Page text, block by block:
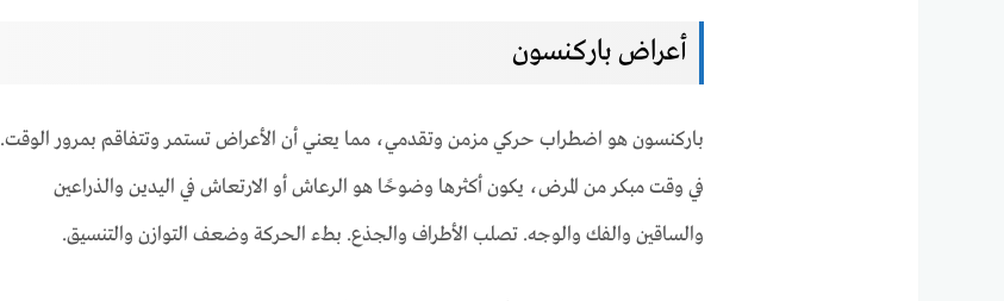
أعراض باركنسون
باركنسون هو اضطراب حركي مزمن وتقدمي، مما يعني أن الأعراض تستمر وتتفاقم بمرور الوقت.
في وقت مبكر من المرض، يكون أكثرها وضوحًا هو الرعاش أو الارتعاش في اليدين والذراعين
والساقين والفك والوجه. تصلب الأطراف والجذع. بطء الحركة وضعف التوازن والتنسيق.